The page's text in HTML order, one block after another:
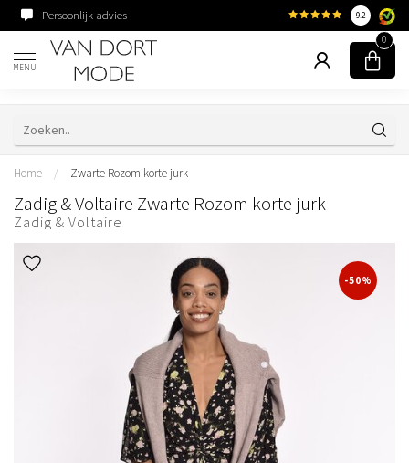
Persoonlijk advies Familiebedrijf sinds
9.2
MENU
0
Home / Zwarte Rozom korte jurk
Zadig & Voltaire Zwarte Rozom korte jurk
Zadig & Voltaire
-50%